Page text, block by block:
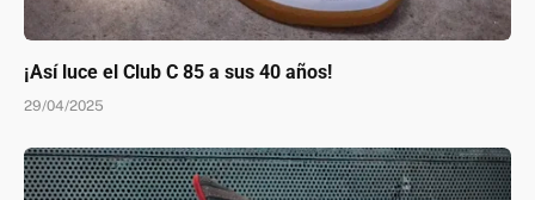
¡Así luce el Club C 85 a sus 40 años!
29/04/2025